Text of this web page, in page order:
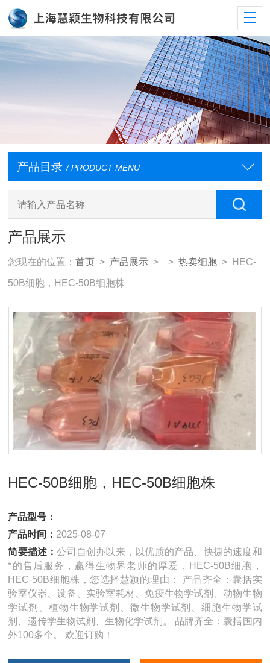
产品目录 / PRODUCT MENU
产品展示
您现在的位置：首页 > 产品展示 > >热卖细胞 > HEC-
50B细胞，HEC-50B细胞株
HEC-50B细胞，HEC-50B细胞株
产品型号：
产品时间： 2025-08-07
简要描述：公司自创办以来，以优质的产品、快捷的速度和
*的售后服务，赢得生物界老师的厚爱，HEC-50B细胞，
HEC-50B细胞株，您选择慧颖的理由： 产品齐全：囊括实
验室仪器、设备、实验室耗材、免疫生物学试剂、动物生物
学试剂、植物生物学试剂、微生物学试剂、细胞生物学试
剂、遗传学生物试剂、生物化学试剂。 品牌齐全：囊括国内
外100多个。 欢迎订购！